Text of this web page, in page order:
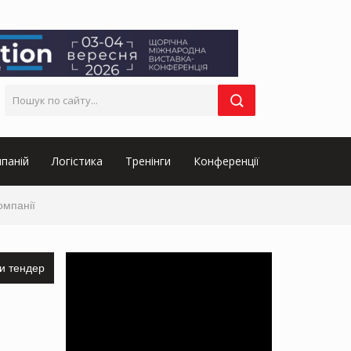
Логістика Тренінги Конференції
тендер